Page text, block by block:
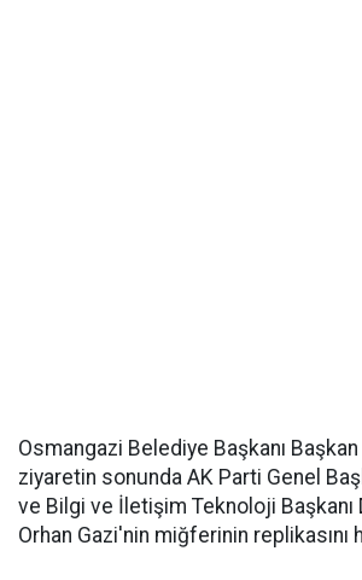
Osmangazi Belediye Başkanı
ziyaretin sonunda AK Parti Genel
ve Bilgi ve İletişim Teknoloji Başkanı
Orhan Gazi'nin miğferinin replikasını